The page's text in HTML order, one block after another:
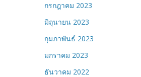
กรกฎาคม 2023
มิถุนายน 2023
กุมภาพันธ์ 2023
มกราคม 2023
ธันวาคม 2022